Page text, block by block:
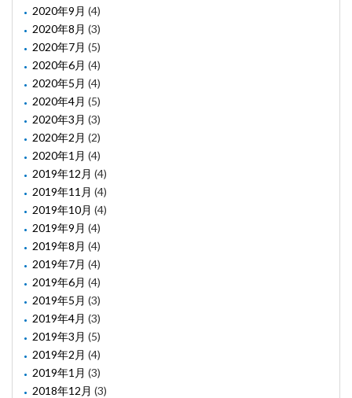
2020年9月 (4)
2020年8月 (3)
2020年7月 (5)
2020年6月 (4)
2020年5月 (4)
2020年4月 (5)
2020年3月 (3)
2020年2月 (2)
2020年1月 (4)
2019年12月 (4)
2019年11月 (4)
2019年10月 (4)
2019年9月 (4)
2019年8月 (4)
2019年7月 (4)
2019年6月 (4)
2019年5月 (3)
2019年4月 (3)
2019年3月 (5)
2019年2月 (4)
2019年1月 (3)
2018年12月 (3)